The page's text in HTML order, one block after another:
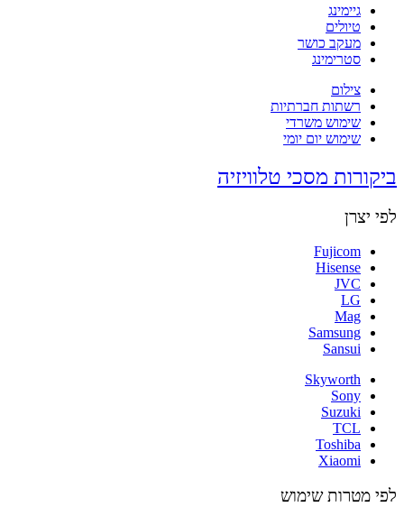
גיימינג
טיולים
מעקב כושר
סטרימינג
צילום
רשתות חברתיות
שימוש משרדי
שימוש יום יומי
ביקורות מסכי טלוויזיה
לפי יצרן
Fujicom
Hisense
JVC
LG
Mag
Samsung
Sansui
Skyworth
Sony
Suzuki
TCL
Toshiba
Xiaomi
לפי מטרות שימוש